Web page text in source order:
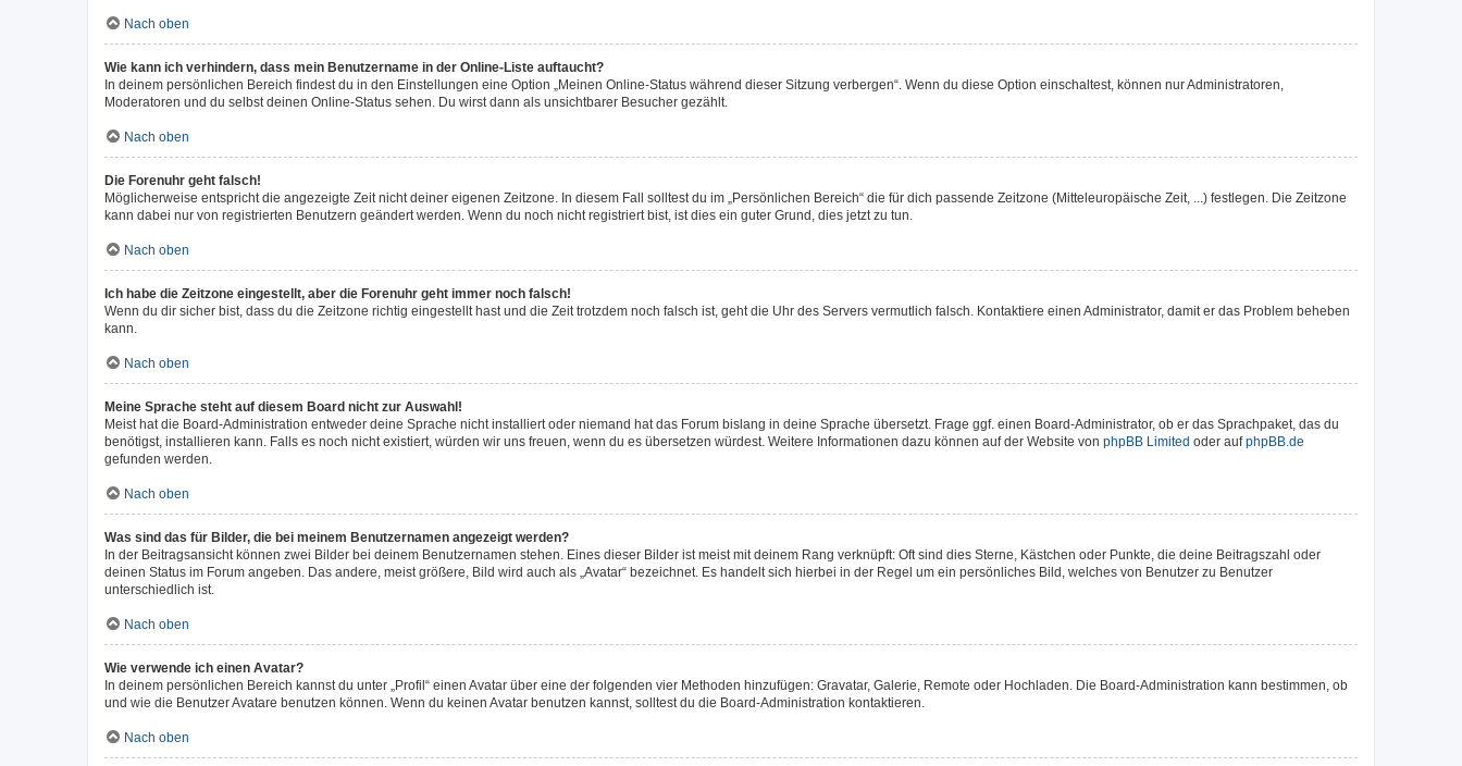
Nach oben
Wie kann ich verhindern, dass mein Benutzername in der Online-Liste auftaucht?
In deinem persönlichen Bereich findest du in den Einstellungen eine Option „Meinen Online-Status während dieser Sitzung verbergen“. Wenn du diese Option einschaltest, können nur Administratoren,
Moderatoren und du selbst deinen Online-Status sehen. Du wirst dann als unsichtbarer Besucher gezählt.
Nach oben
Die Forenuhr geht falsch!
Möglicherweise entspricht die angezeigte Zeit nicht deiner eigenen Zeitzone. In diesem Fall solltest du im „Persönlichen Bereich“ die für dich passende Zeitzone (Mitteleuropäische Zeit, ...) festlegen. Die Zeitzone
kann dabei nur von registrierten Benutzern geändert werden. Wenn du noch nicht registriert bist, ist dies ein guter Grund, dies jetzt zu tun.
Nach oben
Ich habe die Zeitzone eingestellt, aber die Forenuhr geht immer noch falsch!
Wenn du dir sicher bist, dass du die Zeitzone richtig eingestellt hast und die Zeit trotzdem noch falsch ist, geht die Uhr des Servers vermutlich falsch. Kontaktiere einen Administrator, damit er das Problem beheben
kann.
Nach oben
Meine Sprache steht auf diesem Board nicht zur Auswahl!
Meist hat die Board-Administration entweder deine Sprache nicht installiert oder niemand hat das Forum bislang in deine Sprache übersetzt. Frage ggf. einen Board-Administrator, ob er das Sprachpaket, das du
benötigst, installieren kann. Falls es noch nicht existiert, würden wir uns freuen, wenn du es übersetzen würdest. Weitere Informationen dazu können auf der Website von phpBB Limited oder aufphpBB.de
gefunden werden.
Nach oben
Was sind das für Bilder, die bei meinem Benutzernamen angezeigt werden?
In der Beitragsansicht können zwei Bilder bei deinem Benutzernamen stehen. Eines dieser Bilder ist meist mit deinem Rang verknüpft: Oft sind dies Sterne, Kästchen oder Punkte, die deine Beitragszahl oder
deinen Status im Forum angeben. Das andere, meist größere, Bild wird auch als „Avatar“ bezeichnet. Es handelt sich hierbei in der Regel um ein persönliches Bild, welches von Benutzer zu Benutzer
unterschiedlich ist.
Nach oben
Wie verwende ich einen Avatar?
In deinem persönlichen Bereich kannst du unter „Profil“ einen Avatar über eine der folgenden vier Methoden hinzufügen: Gravatar, Galerie, Remote oder Hochladen. Die Board-Administration kann bestimmen, ob
und wie die Benutzer Avatare benutzen können. Wenn du keinen Avatar benutzen kannst, solltest du die Board-Administration kontaktieren.
Nach oben